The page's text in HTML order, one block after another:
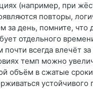
(например, при
повторы,
за день, помните, что
отдельного
всегда влечёт
темп можно
объём в сжатые
устойчивого